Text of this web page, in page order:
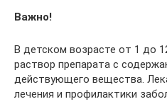
Важно!
В детском возрасте от 1 до
раствор препарата с
действующего вещества.
лечения и профилактики